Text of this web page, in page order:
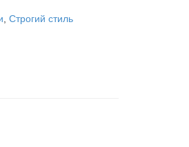
Строгий стиль